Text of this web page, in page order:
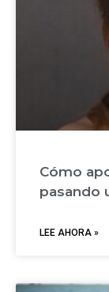
Cómo
pasando
LEE AHORA »